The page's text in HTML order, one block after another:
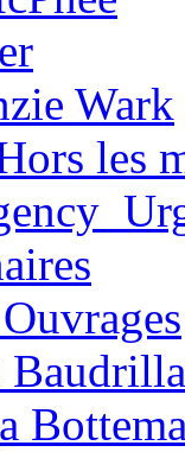
Wark
les